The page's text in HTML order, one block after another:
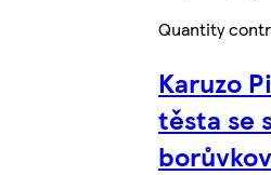
Quantity
Karuzo
těsta se